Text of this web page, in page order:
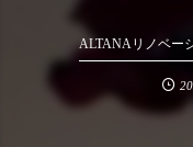
ALTANAリノベー